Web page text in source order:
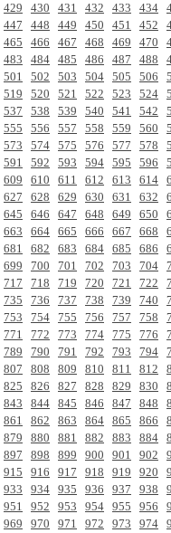
429 430 431 432 433 434
447 448 449 450 451 452
465 466 467 468 469 470
483 484 485 486 487 488
501 502 503 504 505 506
519 520 521 522 523 524
537 538 539 540 541 542
555 556 557 558 559 560
573 574 575 576 577 578
591 592 593 594 595 596
609 610 611 612 613 614
627 628 629 630 631 632
645 646 647 648 649 650
663 664 665 666 667 668
681 682 683 684 685 686
699 700 701 702 703 704
717 718 719 720 721 722
735 736 737 738 739 740
753 754 755 756 757 758
771 772 773 774 775 776
789 790 791 792 793 794
807 808 809 810 811 812
825 826 827 828 829 830
843 844 845 846 847 848
861 862 863 864 865 866
879 880 881 882 883 884
897 898 899 900 901 902
915 916 917 918 919 920
933 934 935 936 937 938
951 952 953 954 955 956
969 970 971 972 973 974